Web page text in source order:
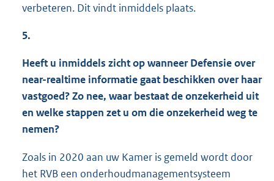
verbeteren. Dit vindt inmiddels plaats.
5.
Heeft u inmiddels zicht op wanneer Defensie over
near-realtime informatie gaat beschikken over haar
vastgoed? Zo nee, waar bestaat de onzekerheid uit
en welke stappen zet u om die onzekerheid weg te
nemen?
Zoals in 2020 aan uw Kamer is gemeld wordt door
het RVB een onderhoudmanagementsysteem